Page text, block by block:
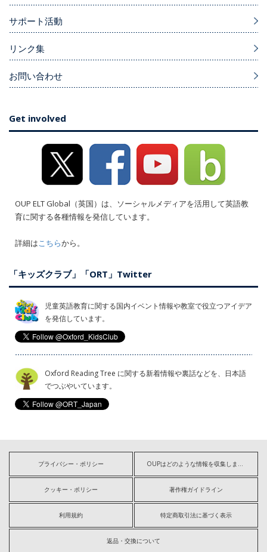
サポート活動
リンク集
お問い合わせ
Get involved
OUP ELT Global（英国）は、ソーシャルメディアを活用して英語教
育に関する各種情報を発信しています。
詳細はこちらから。
「キッズクラブ」「ORT」Twitter
児童英語教育に関する国内イベント情報や教室で役立つアイデア
を発信しています。
Oxford Reading Tree に関する新着情報や裏話などを、日本語
でつぶやいています。
プライバシー・ポリシー OUPはどのような情報を収集しますか?
クッキー・ポリシー 著作権ガイドライン
利用規約 特定商取引法に基づく表示
返品・交換について